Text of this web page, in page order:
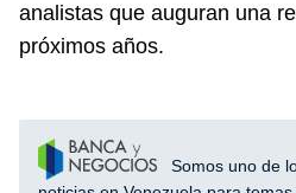
analistas que auguran una
próximos años.
Somos uno de